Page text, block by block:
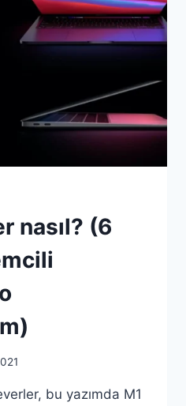
nasıl? (6
bu yazımda M1